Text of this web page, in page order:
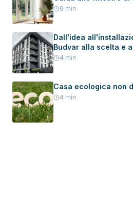
9 min
Dall'idea
Budvar alla scelta e
serramenti in una
4 min
Casa ecologica non
4 min